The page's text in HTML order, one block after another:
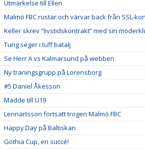
Utmärkelse till Ellen
Malmö FBC rustar och värvar back från SSL-
Keller skrev ”livstidskontrakt” med sin
Tung seger i tuff batalj
Se Herr A vs Kalmarsund på webben
Ny träningsgrupp på Lorensborg
#5 Daniel Åkesson
Madde till U19
Lennartsson fortsatt trogen Malmö FBC
Happy Day på Baltiskan
Gothia Cup, en succé!